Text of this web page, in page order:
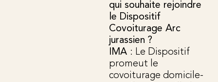
qui souhaite rejoindre
le Dispositif
Covoiturage Arc
jurassien ?
IMA : Le Dispositif
promeut le
covoiturage domicile-